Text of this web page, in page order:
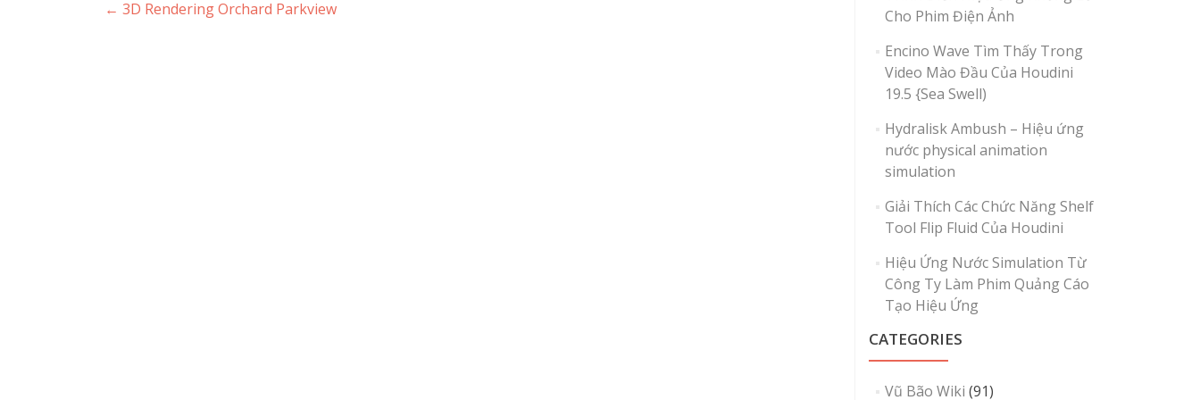
Post
← 3D Rendering Orchard Parkview
Cho Phim Điện Ảnh
Encino Wave Tìm Thấy Trong
Video Mào Đầu Của Houdini
19.5 {Sea Swell)
Hydralisk Ambush – Hiệu ứng
nước physical animation
simulation
Giải Thích Các Chức Năng Shelf
Tool Flip Fluid Của Houdini
Hiệu Ứng Nước Simulation Từ
Công Ty Làm Phim Quảng Cáo
Tạo Hiệu Ứng
CATEGORIES
Vũ Bão Wiki (91)